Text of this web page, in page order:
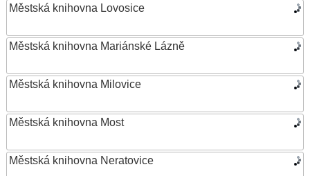
Městská knihovna Lovosice
Městská knihovna Mariánské Lázně
Městská knihovna Milovice
Městská knihovna Most
Městská knihovna Neratovice